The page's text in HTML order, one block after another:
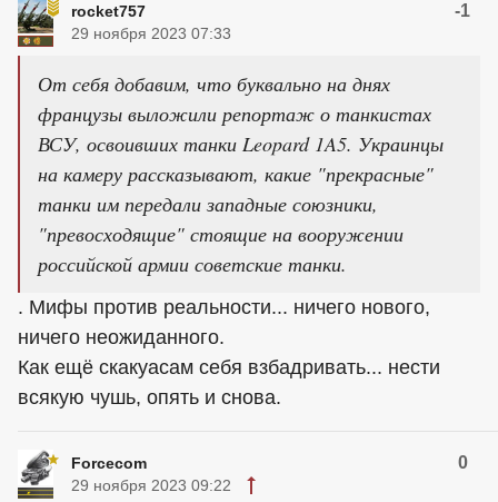
rocket757 -1
29 ноября 2023 07:33
От себя добавим, что буквально на днях
французы выложили репортаж о танкистах
ВСУ, освоивших танки Leopard 1A5. Украинцы
на камеру рассказывают, какие "прекрасные"
танки им передали западные союзники,
"превосходящие" стоящие на вооружении
российской армии советские танки.
. Мифы против реальности... ничего нового,
ничего неожиданного.
Как ещё скакуасам себя взбадривать... нести
всякую чушь, опять и снова.
Forcecom 0
29 ноября 2023 09:22